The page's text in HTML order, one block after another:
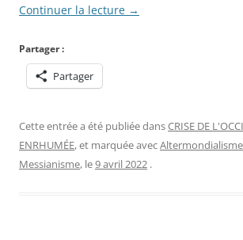
Continuer la lecture →
Partager :
Partager
Cette entrée a été publiée dansCRISE DE
ENRHUMÉE, et marquée avecAltermondialisme
Messianisme, le9 avril 2022 .